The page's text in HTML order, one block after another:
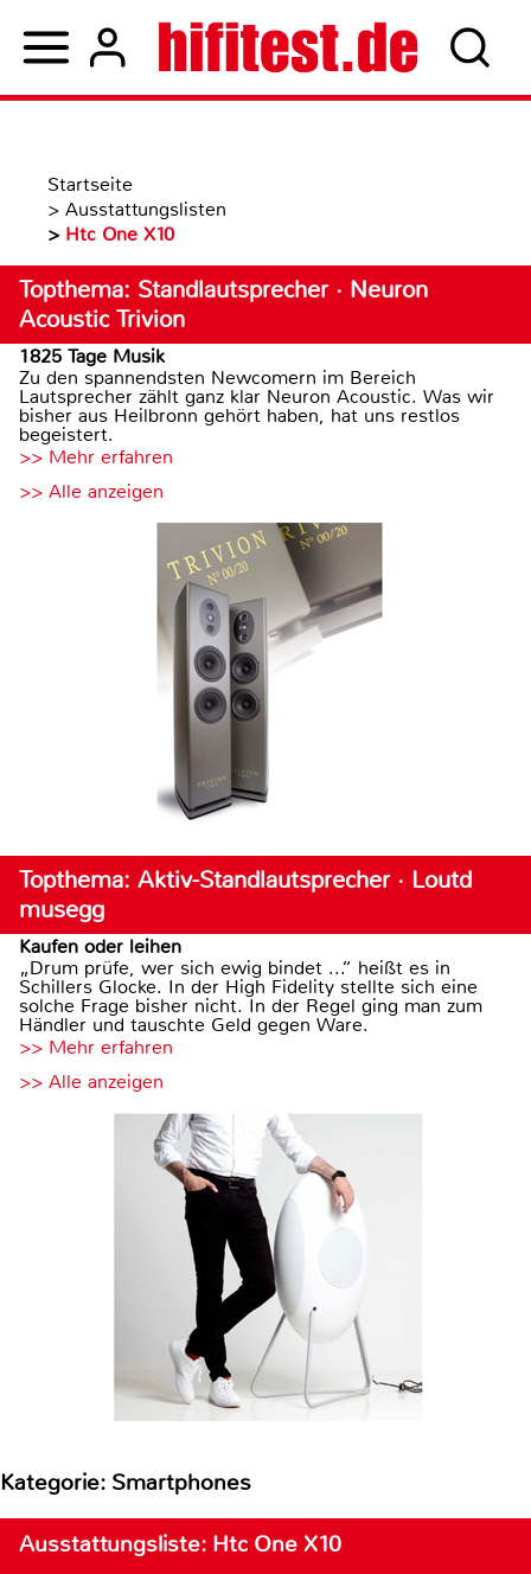
Startseite
> Ausstattungslisten
> Htc One X10
Topthema: Standlautsprecher · Neuron
Acoustic Trivion
1825 Tage Musik
Zu den spannendsten Newcomern im Bereich
Lautsprecher zählt ganz klar Neuron Acoustic. Was wir
bisher aus Heilbronn gehört haben, hat uns restlos
begeistert.
>> Mehr erfahren
>> Alle anzeigen
Topthema: Aktiv-Standlautsprecher · Loutd
musegg
Kaufen oder leihen
„Drum prüfe, wer sich ewig bindet ...“ heißt es in
Schillers Glocke. In der High Fidelity stellte sich eine
solche Frage bisher nicht. In der Regel ging man zum
Händler und tauschte Geld gegen Ware.
>> Mehr erfahren
>> Alle anzeigen
Kategorie: Smartphones
Ausstattungsliste: Htc One X10